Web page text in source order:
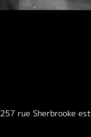
257 rue Sherbrooke